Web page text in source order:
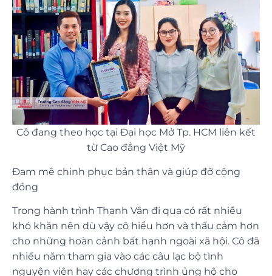
Cô đang theo học tại Đại học Mở Tp. HCM liên kết
từ Cao đẳng Việt Mỹ
Đam mê chinh phục bản thân và giúp đỡ cộng
đồng
Trong hành trình Thanh Vân đi qua có rất nhiều
khó khăn nên dù vậy cô hiểu hơn và thấu cảm hơn
cho những hoàn cảnh bất hạnh ngoài xã hội. Cô đã
nhiều năm tham gia vào các câu lạc bộ tình
nguyện viên hay các chương trình ủng hộ cho